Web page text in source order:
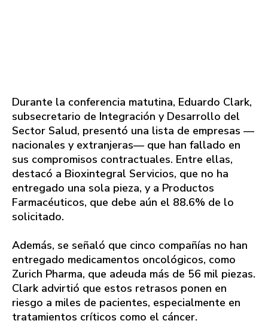
Durante la conferencia matutina, Eduardo Clark,
subsecretario de Integración y Desarrollo del
Sector Salud, presentó una lista de empresas —
nacionales y extranjeras— que han fallado en
sus compromisos contractuales. Entre ellas,
destacó a Bioxintegral Servicios, que no ha
entregado una sola pieza, y a Productos
Farmacéuticos, que debe aún el 88.6% de lo
solicitado.
Además, se señaló que cinco compañías no han
entregado medicamentos oncológicos, como
Zurich Pharma, que adeuda más de 56 mil piezas.
Clark advirtió que estos retrasos ponen en
riesgo a miles de pacientes, especialmente en
tratamientos críticos como el cáncer.